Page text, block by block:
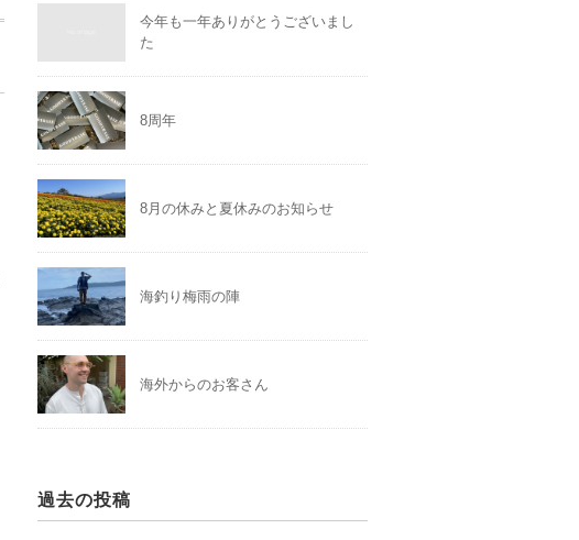
今年も一年ありがとうございまし
た
8周年
8月の休みと夏休みのお知らせ
海釣り梅雨の陣
海外からのお客さん
過去の投稿